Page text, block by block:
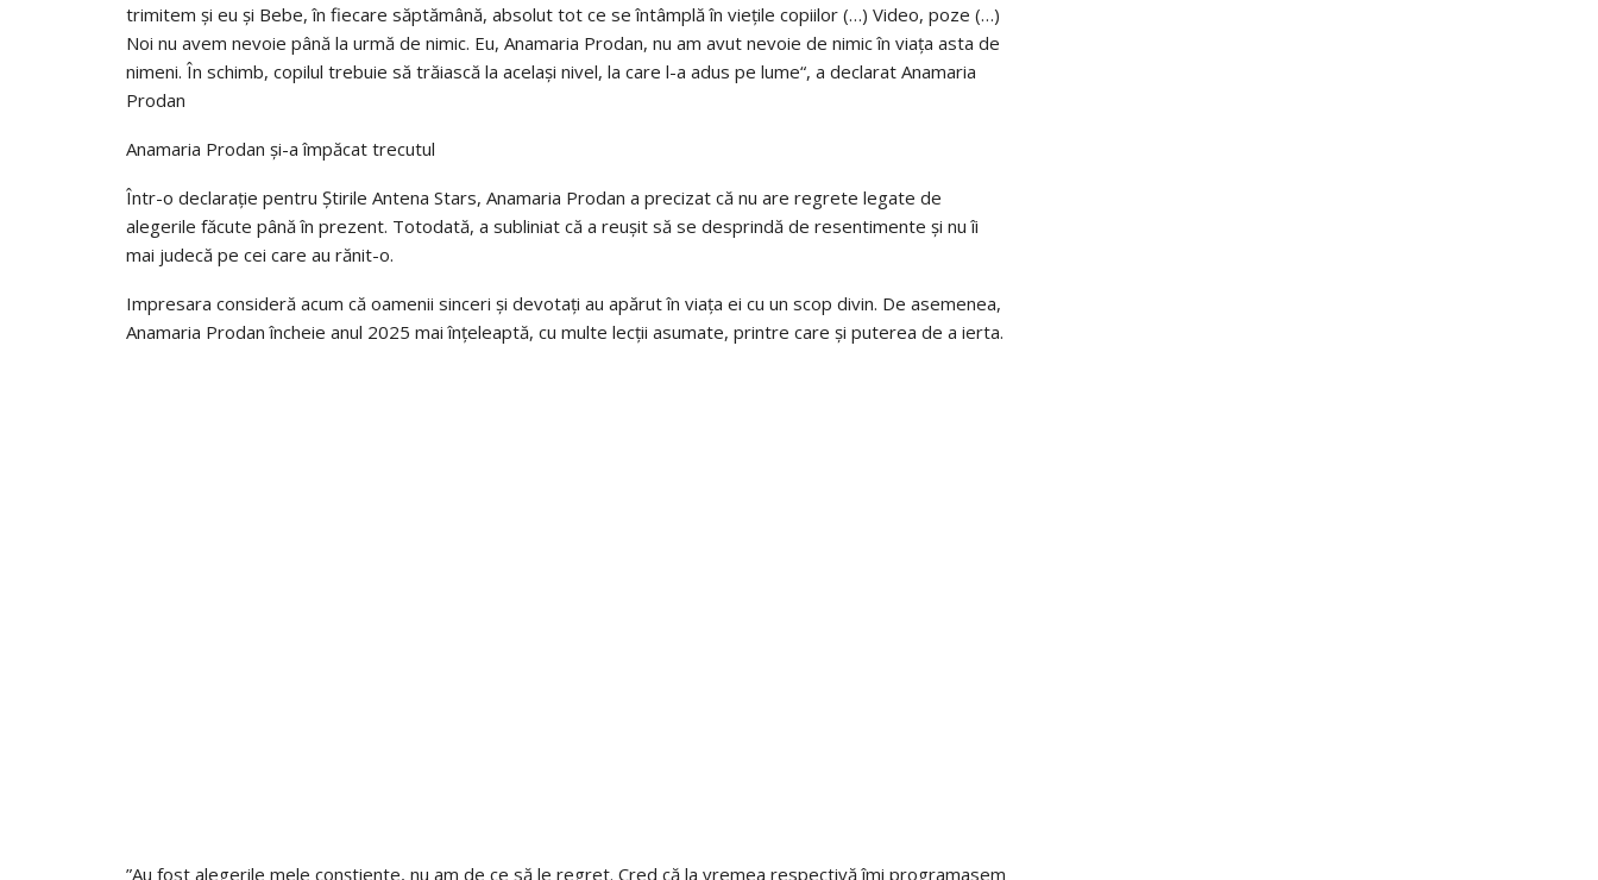
trimitem și eu și Bebe, în fiecare săptămână, absolut tot ce se întâmplă în viețile copiilor (…) Video, poze (…)
Noi nu avem nevoie până la urmă de nimic. Eu, Anamaria Prodan, nu am avut nevoie de nimic în viața asta de
nimeni. În schimb, copilul trebuie să trăiască la același nivel, la care l-a adus pe lume“, a declarat Anamaria
Prodan
Anamaria Prodan și-a împăcat trecutul
Într-o declarație pentru Știrile Antena Stars, Anamaria Prodan a precizat că nu are regrete legate de
alegerile făcute până în prezent. Totodată, a subliniat că a reușit să se desprindă de resentimente și nu îi
mai judecă pe cei care au rănit-o.
Impresara consideră acum că oamenii sinceri și devotați au apărut în viața ei cu un scop divin. De asemenea,
Anamaria Prodan încheie anul 2025 mai înțeleaptă, cu multe lecții asumate, printre care și puterea de a ierta.
”Au fost alegerile mele conștiente, nu am de ce să le regret. Cred că la vremea respectivă îmi programasem